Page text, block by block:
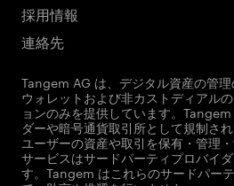
採用情報
連絡先
Tangem AG は、デジタル資産の管
ウォレットおよび非カストディアル
ョンのみを提供しています。
ダーや暗号通貨取引所として規制さ
ユーザーの資産や取引を保有・管理
サービスはサードパーティプロバイ
す。Tangem はこれらのサードパー